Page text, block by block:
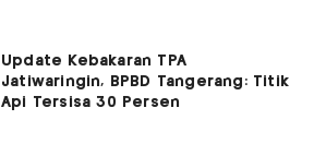
Update Kebakaran TPA
Jatiwaringin, BPBD Tangerang: Titik
Api Tersisa 30 Persen